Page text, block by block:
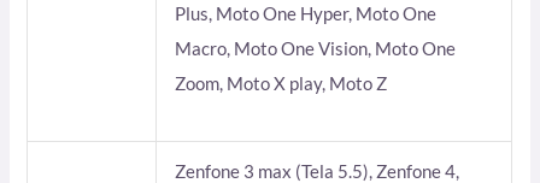
Plus, Moto One Hyper, Moto One
Macro, Moto One Vision, Moto One
Zoom, Moto X play, Moto Z
Zenfone 3 max (Tela 5.5), Zenfone 4,